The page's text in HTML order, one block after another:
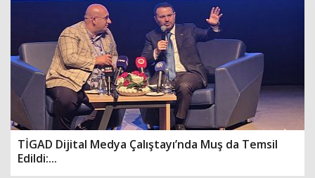
TİGAD Dijital Medya Çalıştayı’nda Muş da Temsil
Edildi:...